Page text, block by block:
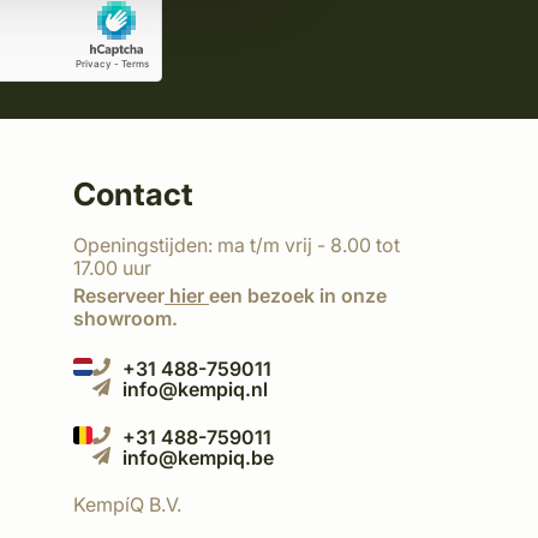
Contact
Openingstijden: ma t/m vrij - 8.00 tot
17.00 uur
Reserveer hier een bezoek in onze
showroom.
+31 488-759011
info@kempiq.nl
+31 488-759011
info@kempiq.be
KempíQ B.V.